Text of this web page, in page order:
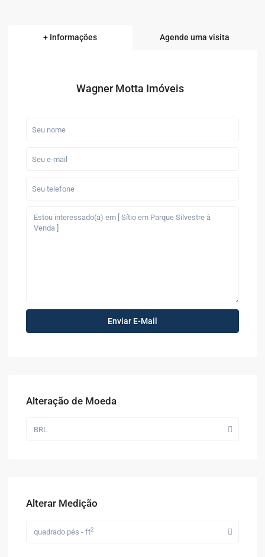
+ Informações Agende uma visita
Wagner Motta Imóveis
Alteração de Moeda
BRL
Alterar Medição
quadrado pés - ft2